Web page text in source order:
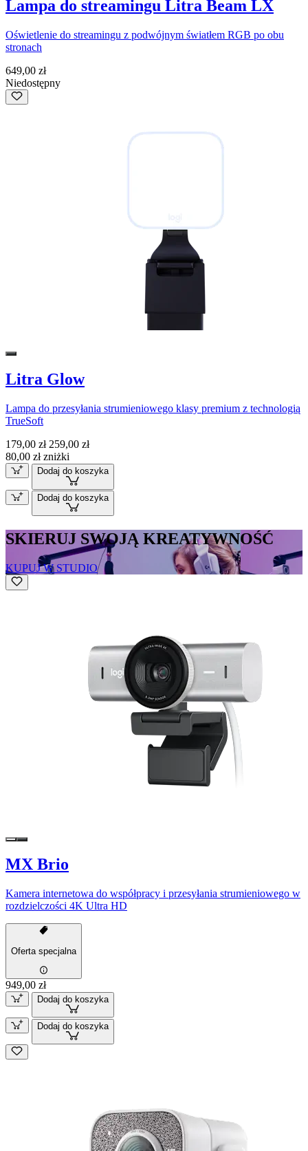
Lampa do streamingu Litra Beam LX
Oświetlenie do streamingu z podwójnym światłem RGB po obu
stronach
649,00 zł
Niedostępny
Litra Glow
Lampa do przesyłania strumieniowego klasy premium z technologią
TrueSoft
179,00 zł 259,00 zł
80,00 zł zniżki
Dodaj do koszyka
Dodaj do koszyka
SKIERUJ SWOJĄ KREATYWNOŚĆ
KUPUJ W STUDIO
MX Brio
Kamera internetowa do współpracy i przesyłania strumieniowego w
rozdzielczości 4K Ultra HD
Oferta specjalna
949,00 zł
Dodaj do koszyka
Dodaj do koszyka